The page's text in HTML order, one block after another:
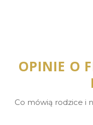
OPINIE O
Co mówią rodzice i